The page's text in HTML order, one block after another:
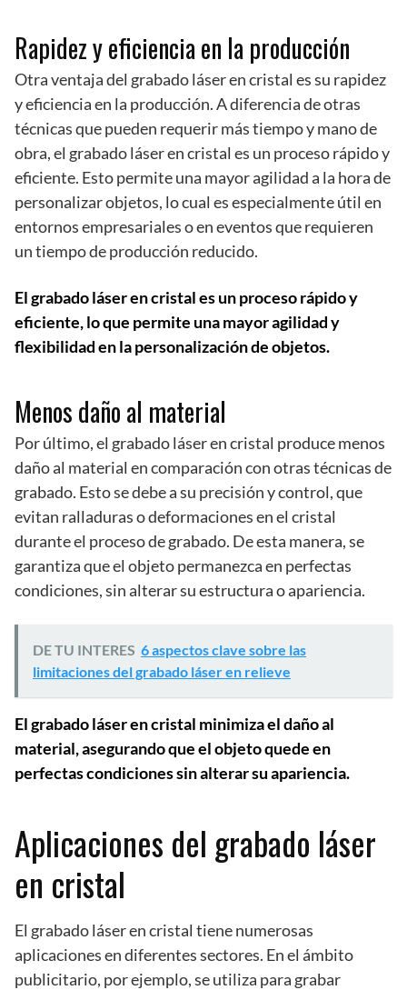
Rapidez y eficiencia en la producción
Otra ventaja del grabado láser en cristal es su rapidez
y eficiencia en la producción. A diferencia de otras
técnicas que pueden requerir más tiempo y mano de
obra, el grabado láser en cristal es un proceso rápido y
eficiente. Esto permite una mayor agilidad a la hora de
personalizar objetos, lo cual es especialmente útil en
entornos empresariales o en eventos que requieren
un tiempo de producción reducido.
El grabado láser en cristal es un proceso rápido y
eficiente, lo que permite una mayor agilidad y
flexibilidad en la personalización de objetos.
Menos daño al material
Por último, el grabado láser en cristal produce menos
daño al material en comparación con otras técnicas de
grabado. Esto se debe a su precisión y control, que
evitan ralladuras o deformaciones en el cristal
durante el proceso de grabado. De esta manera, se
garantiza que el objeto permanezca en perfectas
condiciones, sin alterar su estructura o apariencia.
DE TU INTERES 6 aspectos clave sobre las
limitaciones del grabado láser en relieve
El grabado láser en cristal minimiza el daño al
material, asegurando que el objeto quede en
perfectas condiciones sin alterar su apariencia.
Aplicaciones del grabado láser
en cristal
El grabado láser en cristal tiene numerosas
aplicaciones en diferentes sectores. En el ámbito
publicitario, por ejemplo, se utiliza para grabar